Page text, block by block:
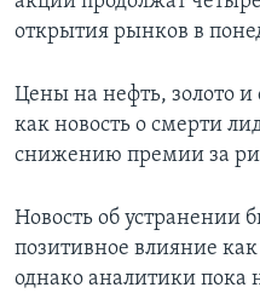
открытия рынков в
Цены на нефть, золото и
как новость о смерти
снижению премии за
Новость об устранении
позитивное влияние
однако аналитики пока